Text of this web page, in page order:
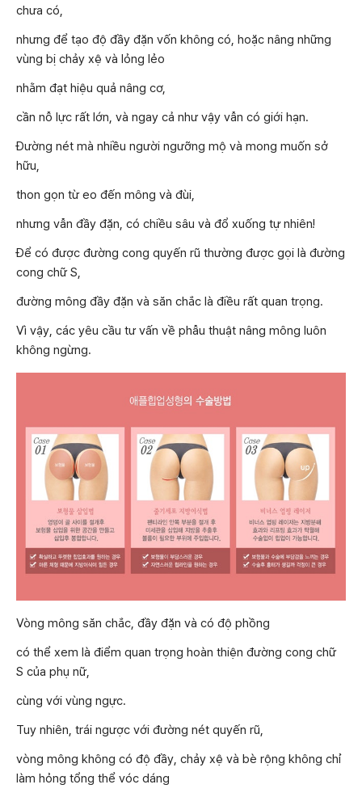
chưa có,
nhưng để tạo độ đầy đặn vốn không có, hoặc nâng những
vùng bị chảy xệ và lỏng lẻo
nhằm đạt hiệu quả nâng cơ,
cần nỗ lực rất lớn, và ngay cả như vậy vẫn có giới hạn.
Đường nét mà nhiều người ngưỡng mộ và mong muốn sở
hữu,
thon gọn từ eo đến mông và đùi,
nhưng vẫn đầy đặn, có chiều sâu và đổ xuống tự nhiên!
Để có được đường cong quyến rũ thường được gọi là đường
cong chữ S,
đường mông đầy đặn và săn chắc là điều rất quan trọng.
Vì vậy, các yêu cầu tư vấn về phẫu thuật nâng mông luôn
không ngừng.
Vòng mông săn chắc, đầy đặn và có độ phồng
có thể xem là điểm quan trọng hoàn thiện đường cong chữ
S của phụ nữ,
cùng với vùng ngực.
Tuy nhiên, trái ngược với đường nét quyến rũ,
vòng mông không có độ đầy, chảy xệ và bè rộng không chỉ
làm hỏng tổng thể vóc dáng